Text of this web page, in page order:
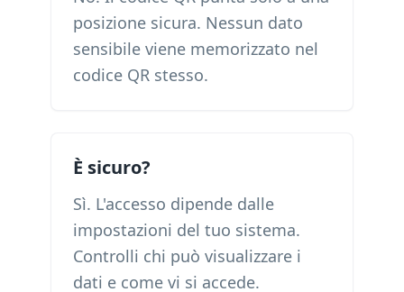
posizione sicura. Nessun dato
sensibile viene memorizzato nel
codice QR stesso.
È sicuro?
Sì. L'accesso dipende dalle
impostazioni del tuo sistema.
Controlli chi può visualizzare i
dati e come vi si accede.